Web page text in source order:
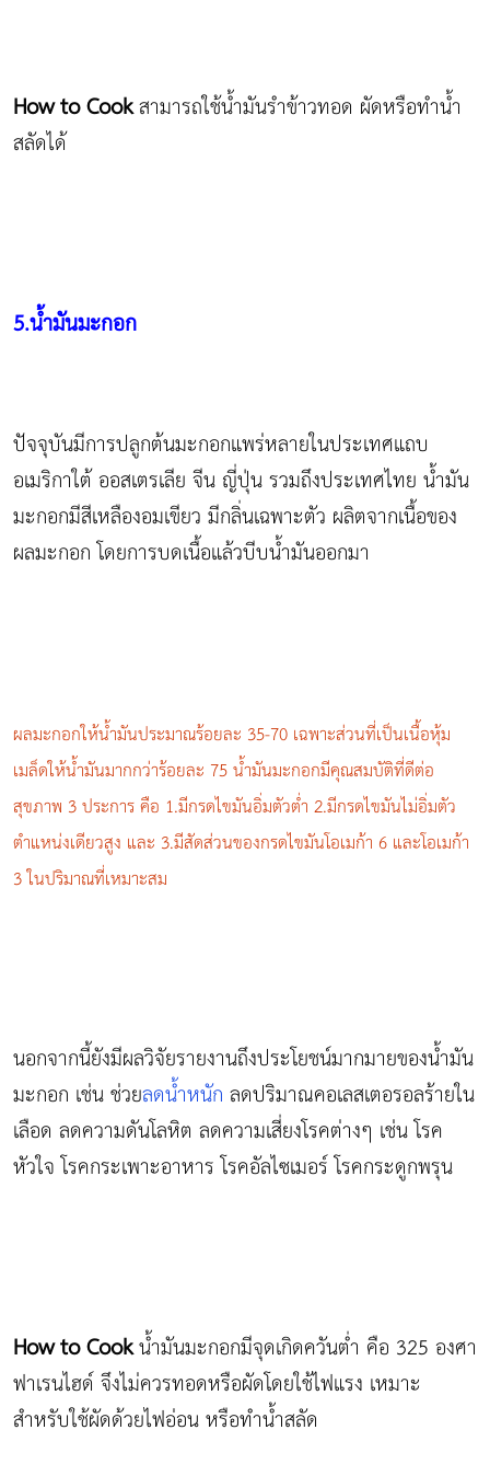
How to Cookสามารถใช้น้ำมันรำข้าวทอด ผัดหรือทำน้ำ
สลัดได้
5.น้ำมันมะกอก
ปัจจุบันมีการปลูกต้นมะกอกแพร่หลายในประเทศแถบ
อเมริกาใต้ ออสเตรเลีย จีน ญี่ปุ่น รวมถึงประเทศไทย น้ำมัน
มะกอกมีสีเหลืองอมเขียว มีกลิ่นเฉพาะตัว ผลิตจากเนื้อของ
ผลมะกอก โดยการบดเนื้อแล้วบีบน้ำมันออกมา
ผลมะกอกให้น้ำมันประมาณร้อยละ 35-70 เฉพาะส่วนที่เป็นเนื้อหุ้ม
เมล็ดให้น้ำมันมากกว่าร้อยละ 75 น้ำมันมะกอกมีคุณสมบัติที่ดีต่อ
สุขภาพ 3 ประการ คือ 1.มีกรดไขมันอิ่มตัวต่ำ 2.มีกรดไขมันไม่อิ่มตัว
ตำแหน่งเดียวสูง และ 3.มีสัดส่วนของกรดไขมันโอเมก้า 6 และโอเมก้า
3 ในปริมาณที่เหมาะสม
นอกจากนี้ยังมีผลวิจัยรายงานถึงประโยชน์มากมายของน้ำมัน
มะกอก เช่น ช่วยลดน้ำหนัก ลดปริมาณคอเลสเตอรอลร้ายใน
เลือด ลดความดันโลหิต ลดความเสี่ยงโรคต่างๆ เช่น โรค
หัวใจ โรคกระเพาะอาหาร โรคอัลไซเมอร์ โรคกระดูกพรุน
How to Cookน้ำมันมะกอกมีจุดเกิดควันต่ำ คือ 325 องศา
ฟาเรนไฮด์ จึงไม่ควรทอดหรือผัดโดยใช้ไฟแรง เหมาะ
สำหรับใช้ผัดด้วยไฟอ่อน หรือทำน้ำสลัด